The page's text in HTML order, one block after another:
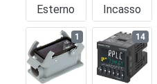
Esterno
Incasso
1 14